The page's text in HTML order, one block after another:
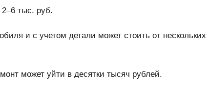
тыс. руб.
и с учетом детали может стоить от нескольких
может уйти в десятки тысяч рублей.